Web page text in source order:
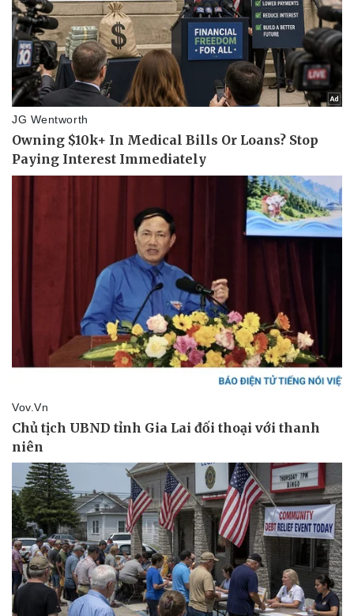
Dinh dưỡng - món ngon
Cây thuốc
Nhi khoa
Nam khoa
Làm đẹp - giảm cân
Phòng mạch online
Ăn sạch sống khỏe
Đời sống
Nhà đẹp
Blog
Tình yêu - Gia đình